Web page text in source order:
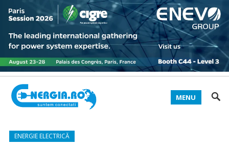
MENU
ENERGIE ELECTRICĂ